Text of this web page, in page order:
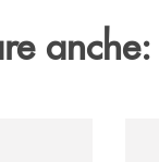
anche: